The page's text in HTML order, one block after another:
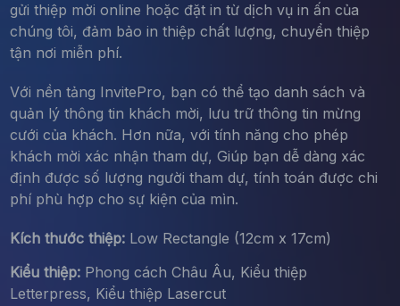
gửi thiệp mời online hoặc đặt in từ dịch vụ in ấn của
chúng tôi, đảm bảo in thiệp chất lượng, chuyển thiệp
tận nơi miễn phí.
Với nền tảng InvitePro, bạn có thể tạo danh sách và
quản lý thông tin khách mời, lưu trữ thông tin mừng
cưới của khách. Hơn nữa, với tính năng cho phép
khách mời xác nhận tham dự, Giúp bạn dễ dàng xác
định được số lượng người tham dự, tính toán được chi
phí phù hợp cho sự kiện của mìn.
Kích thước thiệp:Low Rectangle (12cm x 17cm)
Kiểu thiệp:Phong cách Châu Âu, Kiểu thiệp
Letterpress, Kiểu thiệp Lasercut